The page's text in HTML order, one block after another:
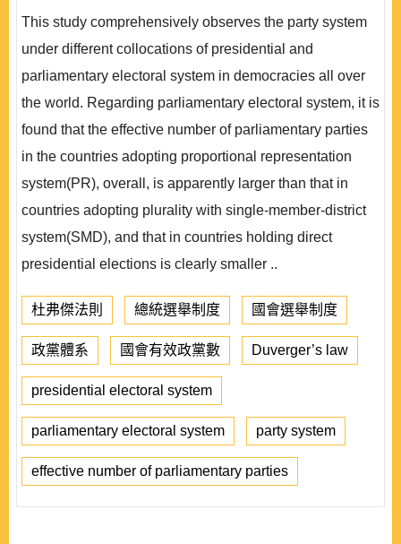
This study comprehensively observes the party system
under different collocations of presidential and
parliamentary electoral system in democracies all over
the world. Regarding parliamentary electoral system, it is
found that the effective number of parliamentary parties
in the countries adopting proportional representation
system(PR), overall, is apparently larger than that in
countries adopting plurality with single-member-district
system(SMD), and that in countries holding direct
presidential elections is clearly smaller ..
杜弗傑法則 總統選舉制度 國會選舉制度
政黨體系 國會有效政黨數 Duverger’s law
presidential electoral system
parliamentary electoral system party system
effective number of parliamentary parties